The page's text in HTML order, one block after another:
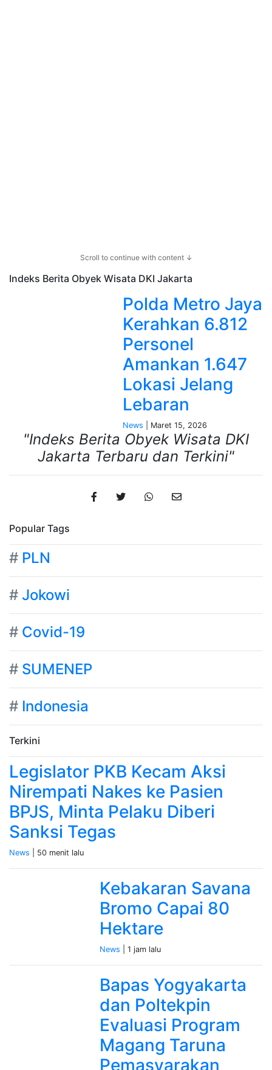
Scroll to continue with content ↓
Indeks Berita Obyek Wisata DKI Jakarta
Polda Metro Jaya
Kerahkan 6.812
Personel
Amankan 1.647
Lokasi Jelang
Lebaran
News | Maret 15, 2026
"Indeks Berita Obyek Wisata DKI
Jakarta Terbaru dan Terkini"
Popular Tags
# PLN
# Jokowi
# Covid-19
# SUMENEP
# Indonesia
Terkini
Legislator PKB Kecam Aksi
Nirempati Nakes ke Pasien
BPJS, Minta Pelaku Diberi
Sanksi Tegas
News | 50 menit lalu
Kebakaran Savana
Bromo Capai 80
Hektare
News | 1 jam lalu
Bapas Yogyakarta
dan Poltekpin
Evaluasi Program
Magang Taruna
Pemasyarakan